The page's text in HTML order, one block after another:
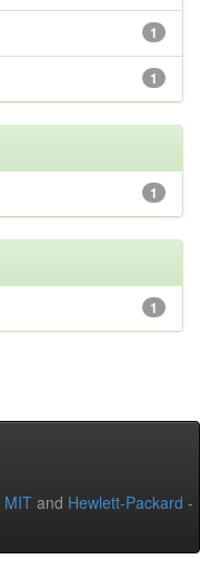
1
1
1
1
MIT and Hewlett-Packard -